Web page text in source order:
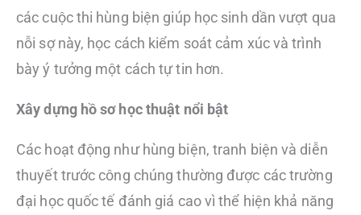
các cuộc thi hùng biện giúp học sinh dần vượt qua
nỗi sợ này, học cách kiểm soát cảm xúc và trình
bày ý tưởng một cách tự tin hơn.
Xây dựng hồ sơ học thuật nổi bật
Các hoạt động như hùng biện, tranh biện và diễn
thuyết trước công chúng thường được các trường
đại học quốc tế đánh giá cao vì thể hiện khả năng